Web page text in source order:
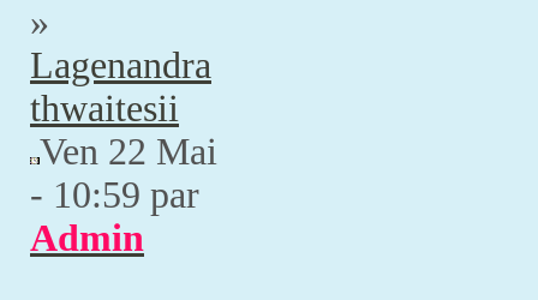
»
Lagenandra
thwaitesii
Ven 22 Mai
- 10:59 par
Admin